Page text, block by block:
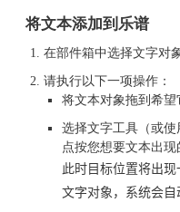
将文本添加到乐谱
在部件箱中选择文字对象
请执行以下一项操作：
将文本对象拖到希望
选择文字工具（或使
点按您想要文本出现
此时目标位置将出
文字对象，系统会自